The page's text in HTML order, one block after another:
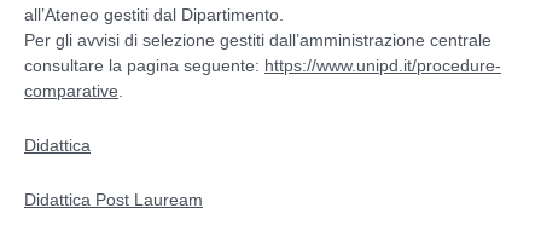
Ricerca
all’Ateneo gestiti dal Dipartimento.
Per gli avvisi di selezione gestiti dall’amministrazione centrale
consultare la pagina seguente: https://www.unipd.it/procedure-
comparative
Didattica
Didattica Post Lauream